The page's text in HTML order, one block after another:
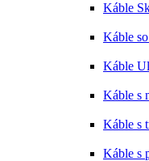
Káble
Káble
Káble
Káble s
Káble s
Káble s